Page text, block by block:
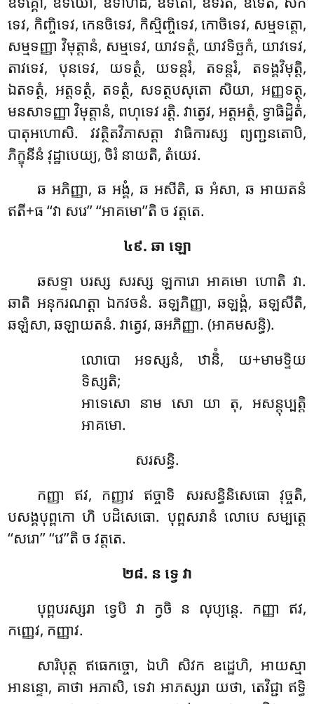
ទេវ, កិញ្ចិទេវ, កេនចិទេវ, កិស្មិញ្ចិទេវ, កោចិទេវ, សម្មទត្តោ,
សម្មទញ្ញា វិមុត្តានំ, សម្មទេវ, យាវទត្ថំ, យាវទិច្ឆកំ, យាវទេវ,
តាវទេវ, បុនទេវ, យទត្ថំ, យទន្តរំ, តទន្តរំ, តទង្គវិមុត្តិ,
ឯតទត្ថំ, អត្តទត្ថំ, តទត្ថំ, សទត្ថបសុតោ សិយា, អញ្ញទត្ថុ,
មនសាទញ្ញា វិមុត្តានំ, ពហុទេវ រត្តិ. វាត្វេវ, អត្តអត្ថំ, ទ្វាធិដ្ឋិតំ,
បាតុអហោសិ. វវត្ថិតវិភាសត្តា វាធិការស្ស ព្យញ្ជនតោបិ,
ភិក្ខុនីនំ វុដ្ឋាបេយ្យ, ចិរំ នាយតិ, តំយេវ.
ឆ អភិញ្ញា, ឆ អង្គំ, ឆ អសីតិ, ឆ អំសា, ឆ អាយតនំ
ឥតី+ធ ‘‘វា សរេ’’ ‘‘អាគមោ’’តិ ច វត្តតេ.
៤៩. ឆា ឡោ
ឆសទ្ទា បរស្ស សរស្ស ឡការោ អាគមោ ហោតិ វា.
ឆាតិ អនុករណត្តា ឯកវចនំ. ឆឡភិញ្ញា, ឆឡង្គំ, ឆឡសីតិ,
ឆឡំសា, ឆឡាយតនំ. វាត្វេវ, ឆអភិញ្ញា. (អាគមសន្ធិ).
លោបោអទស្សនំ, ឋានិំ, យ+មាមទ្ទិយ
ទិស្សតិ;
អាទេសោ នាម សោ យា តុ, អសន្តុប្បត្តិ
អាគមោ.
សរសន្ធិ.
កញ្ញា ឥវ, កញ្ញាវ ឥច្ចាទិ សរសន្ធិនិសេធោ វុច្ចតិ,
បសង្គបុព្ពកោ ហិ បដិសេធោ. បុព្ពសរានំ លោបេ សម្បត្តេ
‘‘សរោ’’ ‘‘វេ’’តិ ច វត្តតេ.
២៨. ន ទ្វេ វា
បុព្ពបរស្សរា ទ្វេបិ វា ក្វចិ ន លុប្យន្តេ. កញ្ញា ឥវ,
កញ្ញេវ, កញ្ញាវ.
សារិបុត្ត ឥធេកច្ចោ, ឯហិ សិវក ឧដ្ឋេហិ, អាយស្មា
អានន្ទោ, គាថា អភាសិ, ទេវា អាភស្សរា យថា, តេវិជ្ជា ឥទ្ធិ